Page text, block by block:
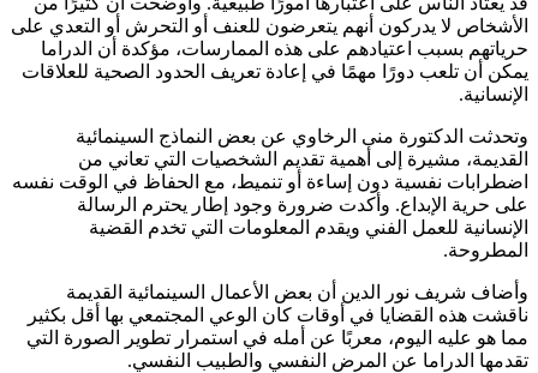
الأشخاص لا يدركون أنهم يتعرضون للعنف أو التحرش أو التعدي على
حرياتهم بسبب اعتيادهم على هذه الممارسات، مؤكدة أن الدراما
يمكن أن تلعب دورًا مهمًا في إعادة تعريف الحدود الصحية للعلاقات
الإنسانية.
وتحدثت الدكتورة منى الرخاوي عن بعض النماذج السينمائية
القديمة، مشيرة إلى أهمية تقديم الشخصيات التي تعاني من
اضطرابات نفسية دون إساءة أو تنميط، مع الحفاظ في الوقت نفسه
على حرية الإبداع. وأكدت ضرورة وجود إطار يحترم الرسالة
الإنسانية للعمل الفني ويقدم المعلومات التي تخدم القضية
المطروحة.
وأضاف شريف نور الدين أن بعض الأعمال السينمائية القديمة
ناقشت هذه القضايا في أوقات كان الوعي المجتمعي بها أقل بكثير
مما هو عليه اليوم، معربًا عن أمله في استمرار تطوير الصورة التي
تقدمها الدراما عن المرض النفسي والطبيب النفسي.